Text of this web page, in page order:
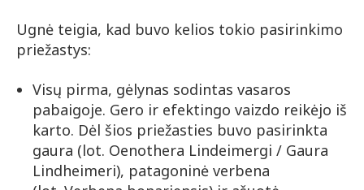
Ugnė teigia, kad buvo kelios tokio pasirinkimo
priežastys:
Visų pirma, gėlynas sodintas vasaros
pabaigoje. Gero ir efektingo vaizdo reikėjo iš
karto. Dėl šios priežasties buvo pasirinkta
gaura (lot. Oenothera Lindeimergi / Gaura
Lindheimeri), patagoninė verbena